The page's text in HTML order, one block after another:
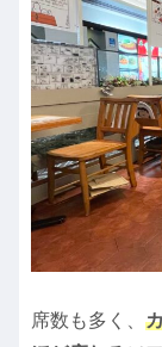
席数も多く、